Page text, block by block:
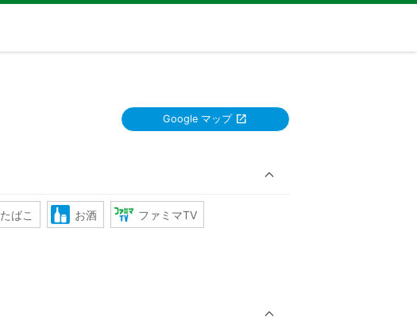
Google マップ
たばこ お酒 ファミマTV